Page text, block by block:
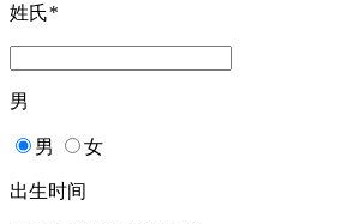
姓氏*
男
男 女
出生时间